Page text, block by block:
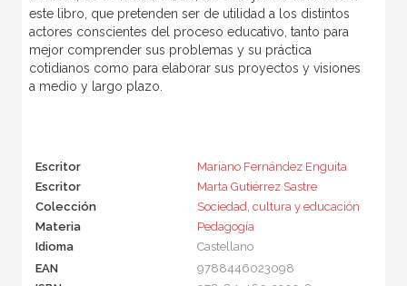
este libro, que pretenden ser de utilidad a los distintos
actores conscientes del proceso educativo, tanto para
mejor comprender sus problemas y su práctica
cotidianos como para elaborar sus proyectos y visiones
a medio y largo plazo.
Escritor
Mariano Fernández Enguita
Escritor
Marta Gutiérrez Sastre
Colección
Sociedad, cultura y educación
Materia
Pedagogía
Idioma
Castellano
EAN
9788446023098